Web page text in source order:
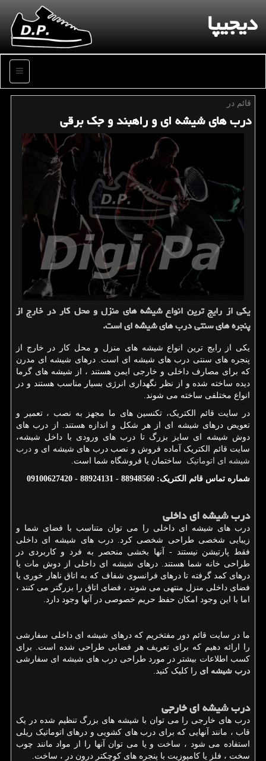
دیجیپا
منو
قائم در
درب های شیشه ای و راهبند و جك برقی
یكی از رایج ترین انواع شیشه های منزل و محل كار در خارج از
پنجره های سنتی درب های شیشه ای است.
یکی از رایج ترین انواع شیشه های منزل و محل کار در خارج از
پنجره های سنتی درب های شیشه ای است. درهای شیشه ای مدرن
که برای مصارف داخلی و خارجی ایمن هستند ، از شیشه های گرما
دیده ساخته شده و از نظر نگهداری انرژی بسیار مناسب هستند و در
انواع مختلفی ساخته می شوند.
در سایت قائم الکتریک، تکنسین های ما مجهز به نصب ، تعمیر و
تعویض درهای شیشه ای از هر شکل و اندازه هستند. از درب های
دوش شیشه ای سایز بزرگ تا درب های ورودی با داخل شیشه،
سایت قائم الکتریک آماده فروش و نصب درب های شیشه ای و درب
شیشه ای اتوماتیک ساختمان یا فروشگاه شما است.
شماره تماس قائم الکتریک: 88948560 - 88924131 - 09100627420
درب شیشه ای داخلی
درب های شیشه ای داخلی را می توان متناسب با فضای شما و
زیبایی شخصی طراحی شخصی کرد. درب های شیشه ای داخلی
فقط پارتیشن نیستند - آنها بخشی منحصر به فرد و کاربردی در
طراحی خانه شما هستند. درهای شیشه ای داخلی از دوش مات یا
درهای کمد گرفته تا درهای فرانسوی شفاف که به اتاق ناهار خوری یا
فضای داخلی منزل منتهی می شوند ، فضای اتاق را بزرگتر می کنند ،
اما با این وجود امکان حفظ حریم خصوصی در آنها وجود دارد.
ما در سایت قائم دور مفتخریم که درهای شیشه ای داخلی سفارشی
را ارائه دهیم که برای تعریف هر فضایی طراحی شده است. برای
کسب اطلاعات بیشتر در مورد طراحی درب های شیشه ای سفارشی
درب شیشه ای را کلیک کنید.
درب شیشه ای خارجی
درب های خارجی را می توان با شیشه های بزرگ تنظیم شده در یک
قاب ، مانند آنهایی که برای درب های کشویی و درهای اتوماتیک ریلی
استفاده می شود ، ساخت و یا می توان آنها را از مواد مانند چوب
سخت ، فلز یا کامپوزیت با پنجره های کوچکتر درون در ، ساخت.